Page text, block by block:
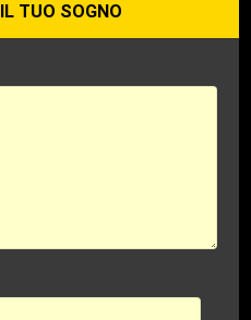
TUO SOGNO